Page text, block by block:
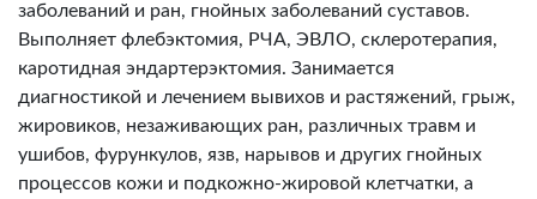
заболеваний и ран, гнойных заболеваний суставов.
Выполняет флебэктомия, РЧА, ЭВЛО, склеротерапия,
каротидная эндартерэктомия. Занимается
диагностикой и лечением вывихов и растяжений, грыж,
жировиков, незаживающих ран, различных травм и
ушибов, фурункулов, язв, нарывов и других гнойных
процессов кожи и подкожно-жировой клетчатки, а